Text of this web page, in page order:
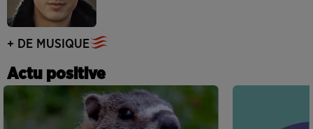
+ DE MUSIQUE
Actu positive